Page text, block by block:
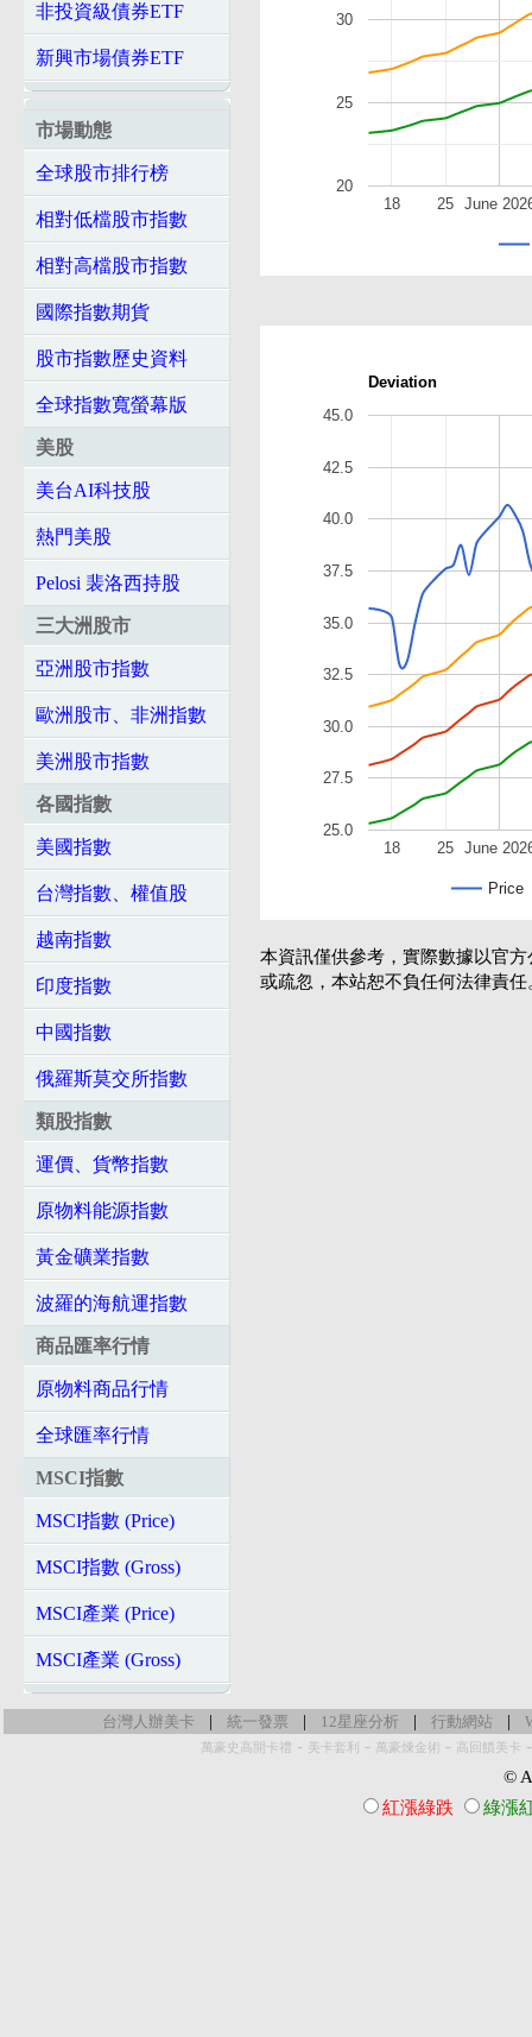
非投資級債券ETF
新興市場債券ETF
市場動態
全球股市排行榜
相對低檔股市指數
相對高檔股市指數
國際指數期貨
股市指數歷史資料
全球指數寬螢幕版
美股
美台AI科技股
熱門美股
Pelosi 裴洛西持股
三大洲股市
亞洲股市指數
歐洲股市、非洲指數
美洲股市指數
各國指數
美國指數
台灣指數、權值股
越南指數
印度指數
中國指數
俄羅斯莫交所指數
類股指數
運價、貨幣指數
原物料能源指數
黃金礦業指數
波羅的海航運指數
商品匯率行情
原物料商品行情
全球匯率行情
MSCI指數
MSCI指數 (Price)
MSCI指數 (Gross)
MSCI產業 (Price)
MSCI產業 (Gross)
June
18 25
20
25
30
Deviation
Price
June
18 25
25.0
27.5
30.0
32.5
35.0
37.5
40.0
42.5
45.0
本資訊僅供參考，實際數據以官
或疏忽，本站恕不負任何法律責任
台灣人辦美卡 | 統一發票 | 12星座分析 | 行動網站 |
萬豪史高開卡禮 - 美卡套利 - 萬豪煉金術 - 高回饋美卡
©
紅漲綠跌
綠漲